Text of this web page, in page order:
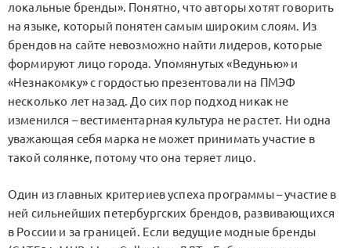
локальные бренды». Понятно, что авторы хотят говорить
на языке, который понятен самым широким слоям. Из
брендов на сайте невозможно найти лидеров, которые
формируют лицо города. Упомянутых «Ведунью» и
«Незнакомку» с гордостью презентовали на ПМЭФ
несколько лет назад. До сих пор подход никак не
изменился – вестиментарная культура не растет. Ни одна
уважающая себя марка не может принимать участие в
такой солянке, потому что она теряет лицо.
Один из главных критериев успеха программы – участие в
ней сильнейших петербургских брендов, развивающихся
в России и за границей. Если ведущие модные бренды